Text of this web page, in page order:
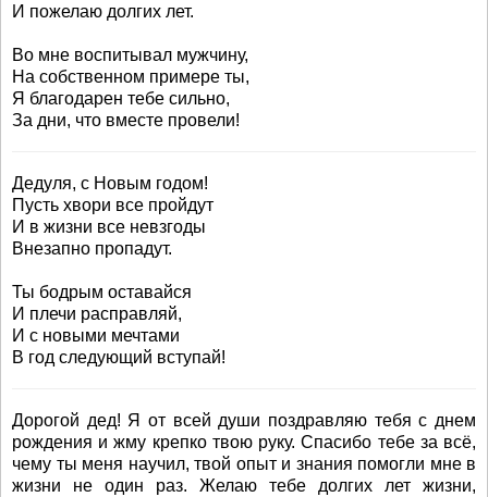
И пожелаю долгих лет.
Во мне воспитывал мужчину,
На собственном примере ты,
Я благодарен тебе сильно,
За дни, что вместе провели!
Дедуля, с Новым годом!
Пусть хвори все пройдут
И в жизни все невзгоды
Внезапно пропадут.
Ты бодрым оставайся
И плечи расправляй,
И с новыми мечтами
В год следующий вступай!
Дорогой дед! Я от всей души поздравляю тебя с днем
рождения и жму крепко твою руку. Спасибо тебе за всё,
чему ты меня научил, твой опыт и знания помогли мне в
жизни не один раз. Желаю тебе долгих лет жизни,